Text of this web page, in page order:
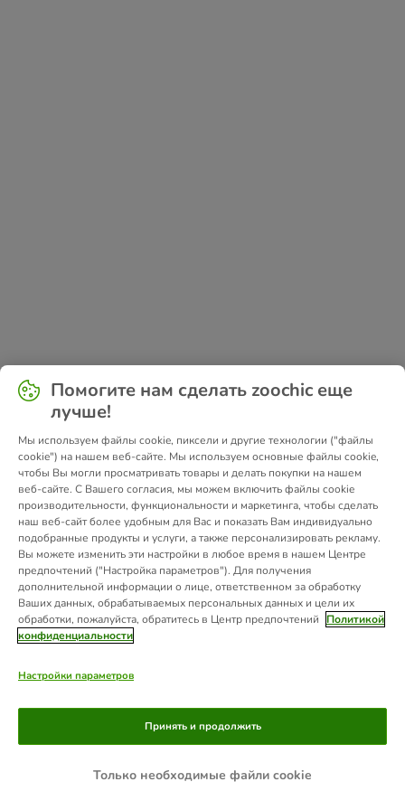
Application error: a
-side exception has occurred while
loading www.zoochic-eu.ru (see the
for more
Помогите нам сделать zoochic еще
лучше!
Мы используем файлы cookie, пиксели и другие технологии ("файлы
cookie") на нашем веб-сайте. Мы используем основные файлы cookie,
чтобы Вы могли просматривать товары и делать покупки на нашем
веб-сайте. С Вашего согласия, мы можем включить файлы cookie
производительности, функциональности и маркетинга, чтобы сделать
наш веб-сайт более удобным для Вас и показать Вам индивидуально
подобранные продукты и услуги, а также персонализировать рекламу.
Вы можете изменить эти настройки в любое время в нашем Центре
предпочтений ("Настройка параметров"). Для получения
дополнительной информации о лице, ответственном за обработку
Ваших данных, обрабатываемых персональных данных и цели их
обработки, пожалуйста, обратитесь в Центр предпочтений
Политикой
конфиденциальности
Настройки параметров
Только необходимые файли cookie
Принять и продолжить